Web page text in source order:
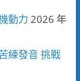
動力 2026 年
練發音 挑戰